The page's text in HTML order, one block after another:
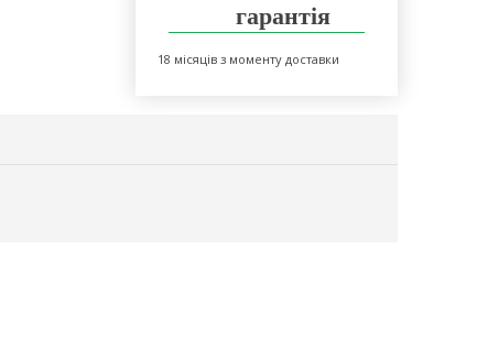
гарантія
18 місяців з моменту доставки